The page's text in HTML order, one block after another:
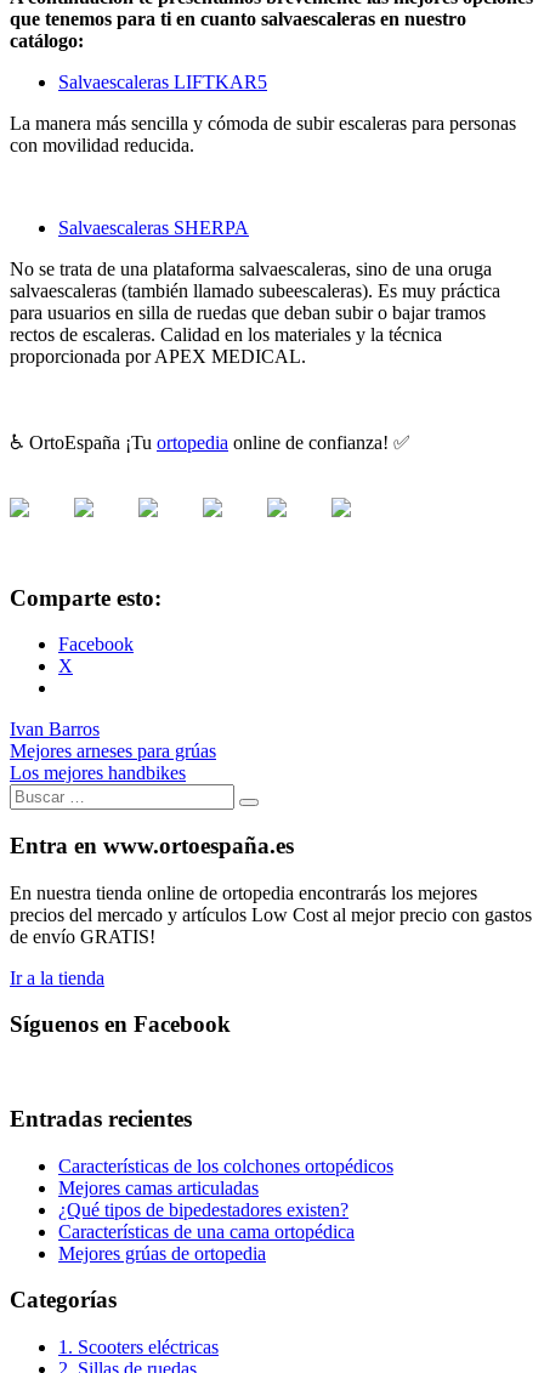
que tenemos para ti en cuanto salvaescaleras en nuestro
catálogo:
Salvaescaleras LIFTKAR5
La manera más sencilla y cómoda de subir escaleras para personas
con movilidad reducida.
Salvaescaleras SHERPA
No se trata de una plataforma salvaescaleras, sino de una oruga
salvaescaleras (también llamado subeescaleras). Es muy práctica
para usuarios en silla de ruedas que deban subir o bajar tramos
rectos de escaleras. Calidad en los materiales y la técnica
proporcionada por APEX MEDICAL.
♿ OrtoEspaña ¡Tu ortopedia online de confianza! ✅
Comparte esto:
Facebook
X
Ivan Barros
Mejores arneses para grúas
Los mejores handbikes
Buscar:
Buscar
Entra en www.ortoespaña.es
En nuestra tienda online de ortopedia encontrarás los mejores
precios del mercado y artículos Low Cost al mejor precio con gastos
de envío GRATIS!
Ir a la tienda
Síguenos en Facebook
Entradas recientes
Características de los colchones ortopédicos
Mejores camas articuladas
¿Qué tipos de bipedestadores existen?
Características de una cama ortopédica
Mejores grúas de ortopedia
Categorías
1. Scooters eléctricas
2. Sillas de ruedas